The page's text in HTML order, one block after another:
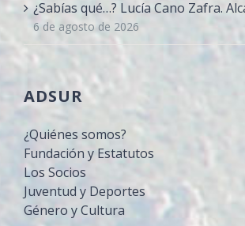
¿Sabías qué…? Lucía Cano Zafra.
6 de agosto de 2026
ADSUR
¿Quiénes somos?
Fundación y Estatutos
Los Socios
Juventud y Deportes
Género y Cultura